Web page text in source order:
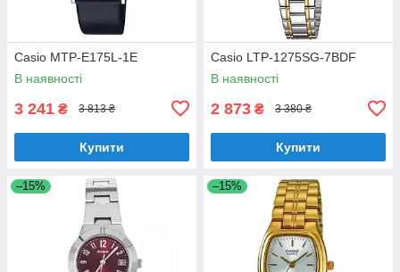
Casio MTP-E175L-1E
В наявності
3 241 ₴ 3 813 ₴
Купити
Casio LTP-1275SG-7BDF
В наявності
2 873 ₴ 3 380 ₴
Купити
–15% –15%